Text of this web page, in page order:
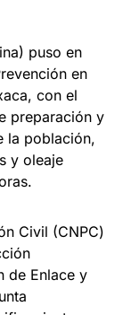
puso en
en
con el
preparación y
la población,
y oleaje
Civil (CNPC)
de Enlace y